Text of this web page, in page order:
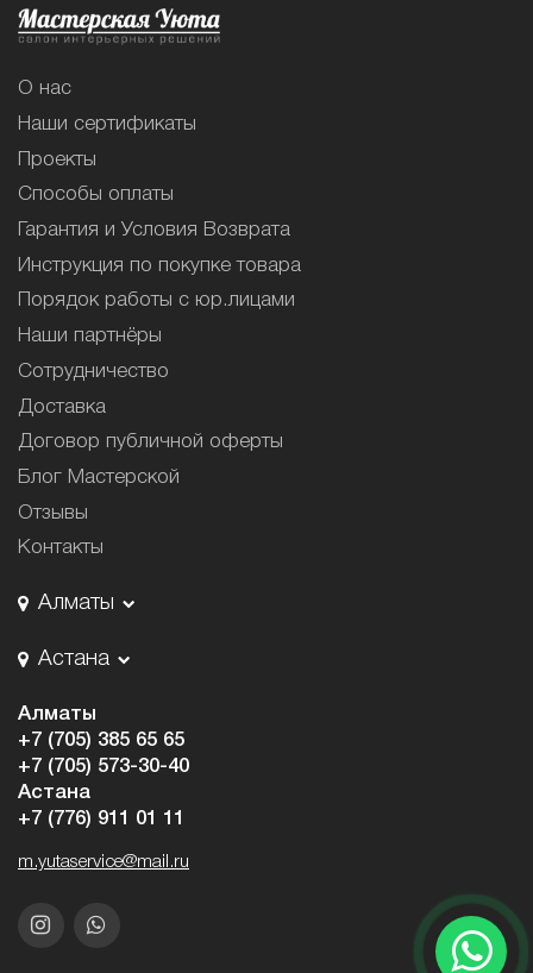
О нас
Наши сертификаты
Проекты
Способы оплаты
Гарантия и Условия Возврата
Инструкция по покупке товара
Порядок работы с юр.лицами
Наши партнёры
Сотрудничество
Доставка
Договор публичной оферты
Блог Мастерской
Отзывы
Контакты
Алматы
Астана
Алматы
+7 (705) 385 65 65
+7 (705) 573-30-40
Астана
+7 (776) 911 01 11
m.yutaservice@mail.ru